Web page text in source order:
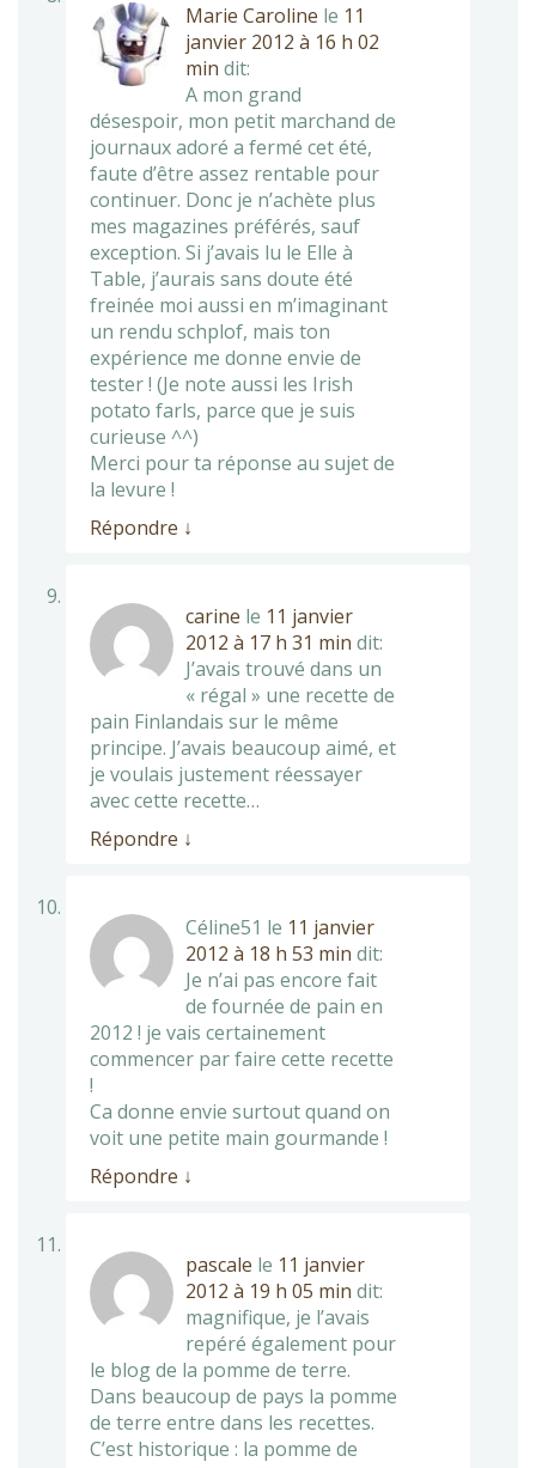
Marie Caroline le 11
janvier 2012 à 16 h 02
min dit:
A mon grand
désespoir, mon petit marchand de
journaux adoré a fermé cet été,
faute d’être assez rentable pour
continuer. Donc je n’achète plus
mes magazines préférés, sauf
exception. Si j’avais lu le Elle à
Table, j’aurais sans doute été
freinée moi aussi en m’imaginant
un rendu schplof, mais ton
expérience me donne envie de
tester ! (Je note aussi les Irish
potato farls, parce que je suis
curieuse ^^)
Merci pour ta réponse au sujet de
la levure !
Répondre ↓
carine le 11 janvier
2012 à 17 h 31 min dit:
J’avais trouvé dans un
« régal » une recette de
pain Finlandais sur le même
principe. J’avais beaucoup aimé, et
je voulais justement réessayer
avec cette recette…
Répondre ↓
Céline51 le 11 janvier
2012 à 18 h 53 min dit:
Je n’ai pas encore fait
de fournée de pain en
2012 ! je vais certainement
commencer par faire cette recette
!
Ca donne envie surtout quand on
voit une petite main gourmande !
Répondre ↓
pascale le 11 janvier
2012 à 19 h 05 min dit:
magnifique, je l’avais
repéré également pour
le blog de la pomme de terre.
Dans beaucoup de pays la pomme
de terre entre dans les recettes.
C’est historique : la pomme de